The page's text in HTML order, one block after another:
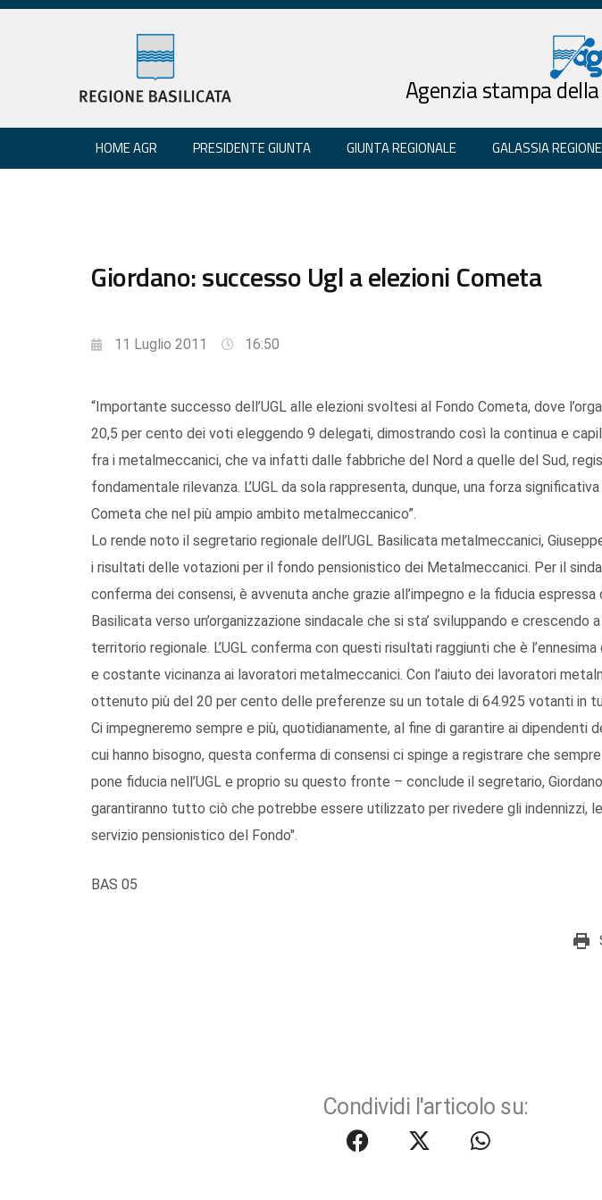
Agenzia stampa
HOME AGR PRESIDENTE GIUNTA GIUNTA REGIONALE GALASSIA REGIONE
Giordano: successo Ugl a elezioni Cometa
11 Luglio 2011 16:50
“Importante successo dell’UGL alle elezioni svoltesi al Fondo Cometa, dove
20,5 per cento dei voti eleggendo 9 delegati, dimostrando così la continua e
fra i metalmeccanici, che va infatti dalle fabbriche del Nord a quelle del Sud,
fondamentale rilevanza. L’UGL da sola rappresenta, dunque, una forza
Cometa che nel più ampio ambito metalmeccanico”.
Lo rende noto il segretario regionale dell’UGL Basilicata metalmeccanici,
i risultati delle votazioni per il fondo pensionistico dei Metalmeccanici. Per il
conferma dei consensi, è avvenuta anche grazie all’impegno e la fiducia
Basilicata verso un’organizzazione sindacale che si sta’ sviluppando e crescendo
territorio regionale. L’UGL conferma con questi risultati raggiunti che è
e costante vicinanza ai lavoratori metalmeccanici. Con l’aiuto dei lavoratori
ottenuto più del 20 per cento delle preferenze su un totale di 64.925 votanti in
Ci impegneremo sempre e più, quotidianamente, al fine di garantire ai dipendenti
cui hanno bisogno, questa conferma di consensi ci spinge a registrare che
pone fiducia nell’UGL e proprio su questo fronte – conclude il segretario,
garantiranno tutto ciò che potrebbe essere utilizzato per rivedere gli indennizzi,
servizio pensionistico del Fondo".
BAS 05
Condividi l'articolo su: